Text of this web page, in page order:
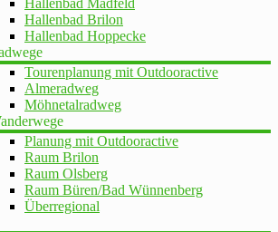
Hallenbad Madfeld
Hallenbad Brilon
Hallenbad Hoppecke
Tourenplanung mit Outdooractive
Almeradweg
Möhnetalradweg
Planung mit Outdooractive
Raum Brilon
Raum Olsberg
Raum Büren/Bad Wünnenberg
Überregional